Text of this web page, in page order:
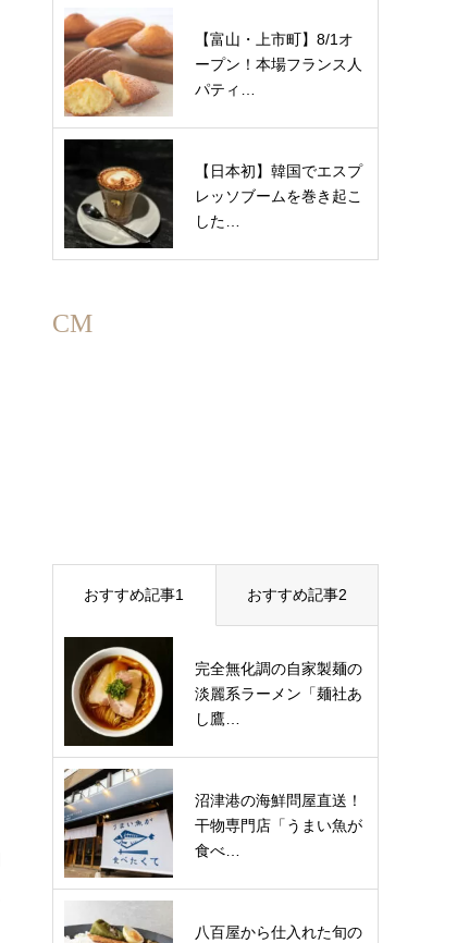
【富山・上市町】8/1オ
ープン！本場フランス人
パティ…
【日本初】韓国でエスプ
レッソブームを巻き起こ
した…
CM
おすすめ記事1 おすすめ記事2
完全無化調の自家製麺の
淡麗系ラーメン「麺社あ
し鷹…
沼津港の海鮮問屋直送！
干物専門店「うまい魚が
食べ…
八百屋から仕入れた旬の